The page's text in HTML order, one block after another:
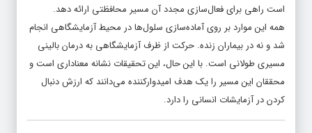
است راهی برای فعال‌سازی مجدد آن مسیر محافظتی ارائه دهد.
همه این موارد بر روی آماده‌سازی سلول‌ها در محیط آزمایشگاهی انجام
شد و نه در بیماران زنده. حرکت از ظرف آزمایشگاهی به درمان بالینی
مسیری طولانی است. با این حال، این تحقیقات نشانه معناداری است و
محققان این مسیر را یک هدف امیدوارکننده می‌دانند که ارزش دنبال
کردن در آزمایشات انسانی را دارد.